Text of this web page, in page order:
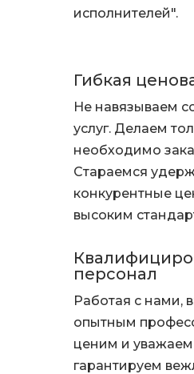
исполнителей".
Гибкая
Не навязываем
услуг. Делаем
необходимо
Стараемся
конкурентные
высоким
персонал
Работая с нами,
опытным
ценим и
гарантируем